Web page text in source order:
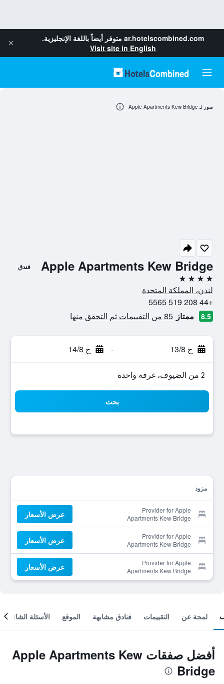
ar.hotelscombined.com متوفر أيضاً باللغة الإنجليزية.
Visit site in English
Apple Apartments Kew Bridge فندق
4 نجوم
لندن، المملكة المتحدة
+44 208 519 5565
8.5 ممتاز 85 من التقييمات تم التحقق منها
خ 13/8 - ج 14/8
2 من الضيوف، غرفة واحدة
بحث
مزود
Provider for Apple
Apartments Kew Bridge
عرض الأسعار
Provider for Apple
Apartments Kew Bridge
عرض الأسعار
Provider for Apple
Apartments Kew Bridge
عرض الأسعار
صور لـ Apple Apartments Kew Bridge
لمحة عن التقييمات فنادق مشابهة الموقع الأسئلة الشائعة
أفضل صفقات Apple Apartments Kew
Bridge